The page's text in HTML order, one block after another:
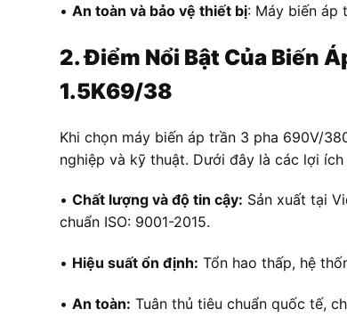
• An toàn và bảo vệ thiết bị: Máy biến áp
2. Điểm Nổi Bật Của Biến
1.5K69/38
Khi chọn máy biến áp trần 3 pha 690V/
nghiệp và kỹ thuật. Dưới đây là các lợi
• Chất lượng và độ tin cậy: Sản xuất tại
chuẩn ISO: 9001-2015.
• Hiệu suất ổn định: Tổn hao thấp, hệ
• An toàn: Tuân thủ tiêu chuẩn quốc tế,